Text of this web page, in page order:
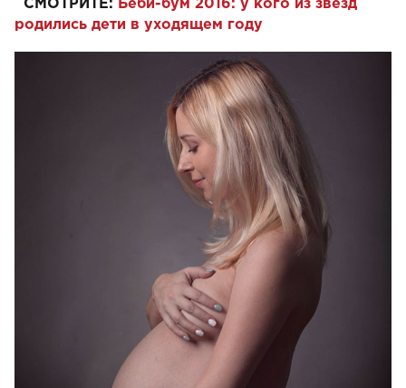
СМОТРИТЕ: Беби-бум 2016: у кого из звезд
родились дети в уходящем году